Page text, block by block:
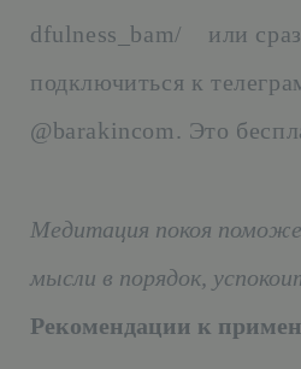
dfulness_bam/
или
подключиться к
@barakincom. Это
Медитация покоя
мысли в порядок,
Рекомендации к